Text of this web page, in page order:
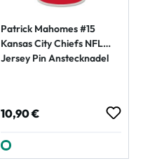
Patrick Mahomes #15
Kansas City Chiefs NFL
Jersey Pin Anstecknadel
Regulärer Preis:
10,90 €